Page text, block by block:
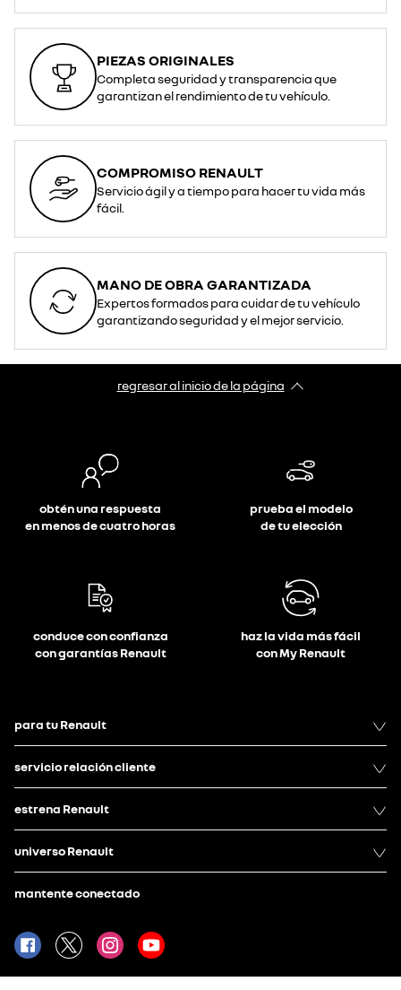
PIEZAS ORIGINALES
Completa seguridad y transparencia que
garantizan el rendimiento de tu vehículo.
COMPROMISO RENAULT
Servicio ágil y a tiempo para hacer tu vida más
fácil.
MANO DE OBRA GARANTIZADA
Expertos formados para cuidar de tu vehículo
garantizando seguridad y el mejor servicio.
regresar al inicio de la página
obtén una respuesta
en menos de cuatro horas
prueba el modelo
de tu elección
conduce con confianza
con garantías Renault
haz la vida más fácil
con My Renault
para tu Renault
servicio relación cliente
estrena Renault
universo Renault
mantente conectado